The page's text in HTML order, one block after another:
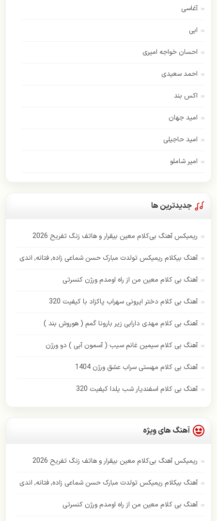
آغاسی
ابی
احسان خواجه امیری
احمد سعیدی
اکس بند
امید جهان
امید حاجیلی
امیر شاملو
امیر عباس گلاب
حمید هیراد
رامین بی باک
رضا بهرام
جدیدترین ها
ریمیکس آهنگ بی‌کلام معین بیقرار و هاتف زنگ تفریح 2026
آهنگ بیکلام ریمیکس تولدت مبارک حسن شماعی زاده, فتانه, اندی
آهنگ بی کلام معین من از راه اومدم ورژن کنسرتی
آهنگ بی کلام دختر ایرونی سهراب پاکزاد با کیفیت 320
آهنگ بی کلام مهدی دارابی زیر بارونا گمم ( هوروش بند )
آهنگ بی کلام سیمین غانم سیب ( آسمون آبی ) دو ورژن
آهنگ بی کلام مهستی سراب عشق ورژن 1404
آهنگ بی کلام اسفندیار شب یلدا کیفیت 320
آهنگ های ویژه
ریمیکس آهنگ بی‌کلام معین بیقرار و هاتف زنگ تفریح 2026
آهنگ بیکلام ریمیکس تولدت مبارک حسن شماعی زاده, فتانه, اندی
آهنگ بی کلام معین من از راه اومدم ورژن کنسرتی